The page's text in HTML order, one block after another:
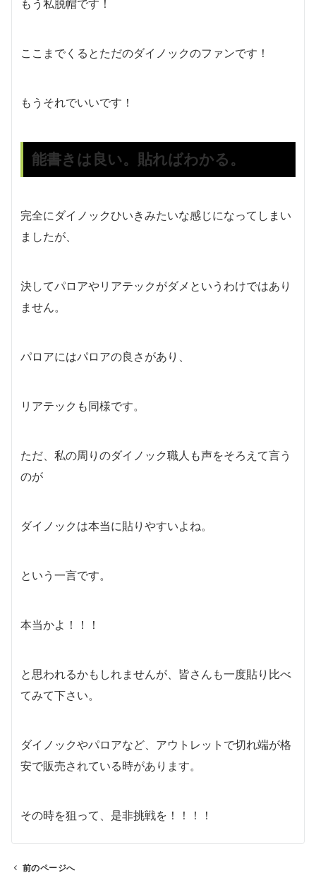
もう私脱帽です！
ここまでくるとただのダイノックのファンです！
もうそれでいいです！
能書きは良い。貼ればわかる。
完全にダイノックひいきみたいな感じになってしまい
ましたが、
決してパロアやリアテックがダメというわけではあり
ません。
パロアにはパロアの良さがあり、
リアテックも同様です。
ただ、私の周りのダイノック職人も声をそろえて言う
のが
ダイノックは本当に貼りやすいよね。
という一言です。
本当かよ！！！
と思われるかもしれませんが、皆さんも一度貼り比べ
てみて下さい。
ダイノックやパロアなど、アウトレットで切れ端が格
安で販売されている時があります。
その時を狙って、是非挑戦を！！！！
前のページへ